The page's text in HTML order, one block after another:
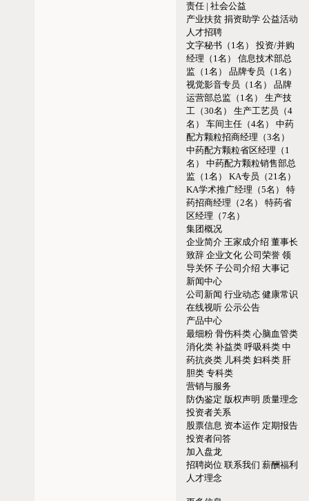
责任 | 社会公益
产业扶贫 捐资助学 公益活动
人才招聘
文字秘书（1名）
投资/并购
经理（1名）
信息技术部总
监（1名）
品牌专员（1名）
视觉影音专员（1名）
品牌
运营部总监（1名）
生产技
工（30名）
生产工艺员（4
名）
车间主任（4名）
中药
配方颗粒招商经理（3名）
中药配方颗粒省区经理（1
名）
中药配方颗粒销售部总
监（1名）
KA专员（21名）
KA学术推广经理（5名）
特
药招商经理（2名）
特药省
区经理（7名）
集团概况
企业简介 王家成介绍 董事长
致辞 企业文化 公司荣誉 领
导关怀 子公司介绍 大事记
新闻中心
公司新闻 行业动态 健康常识
在线视听 公示公告
产品中心
最细粉 骨伤科类 心脑血管类
消化类 补益类 呼吸科类 中
药抗炎类 儿科类 妇科类 肝
胆类 专科类
营销与服务
防伪鉴定 版权声明 质量理念
投资者关系
股票信息 资本运作 定期报告
投资者问答
加入盘龙
招聘岗位 联系我们 薪酬福利
人才理念